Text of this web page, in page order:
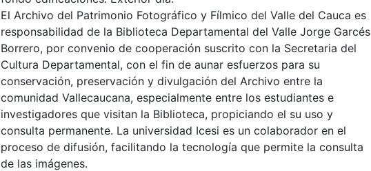
El Archivo del Patrimonio Fotográfico y Fílmico del Valle del Cauca es
responsabilidad de la Biblioteca Departamental del Valle Jorge Garcés
Borrero, por convenio de cooperación suscrito con la Secretaria del
Cultura Departamental, con el fin de aunar esfuerzos para su
conservación, preservación y divulgación del Archivo entre la
comunidad Vallecaucana, especialmente entre los estudiantes e
investigadores que visitan la Biblioteca, propiciando el su uso y
consulta permanente. La universidad Icesi es un colaborador en el
proceso de difusión, facilitando la tecnología que permite la consulta
de las imágenes.